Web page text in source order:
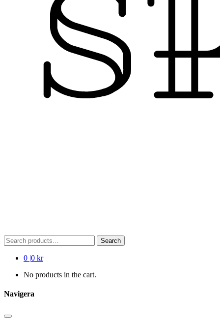
Search
for:
Search
0 |0 kr
No products in the cart.
Navigera